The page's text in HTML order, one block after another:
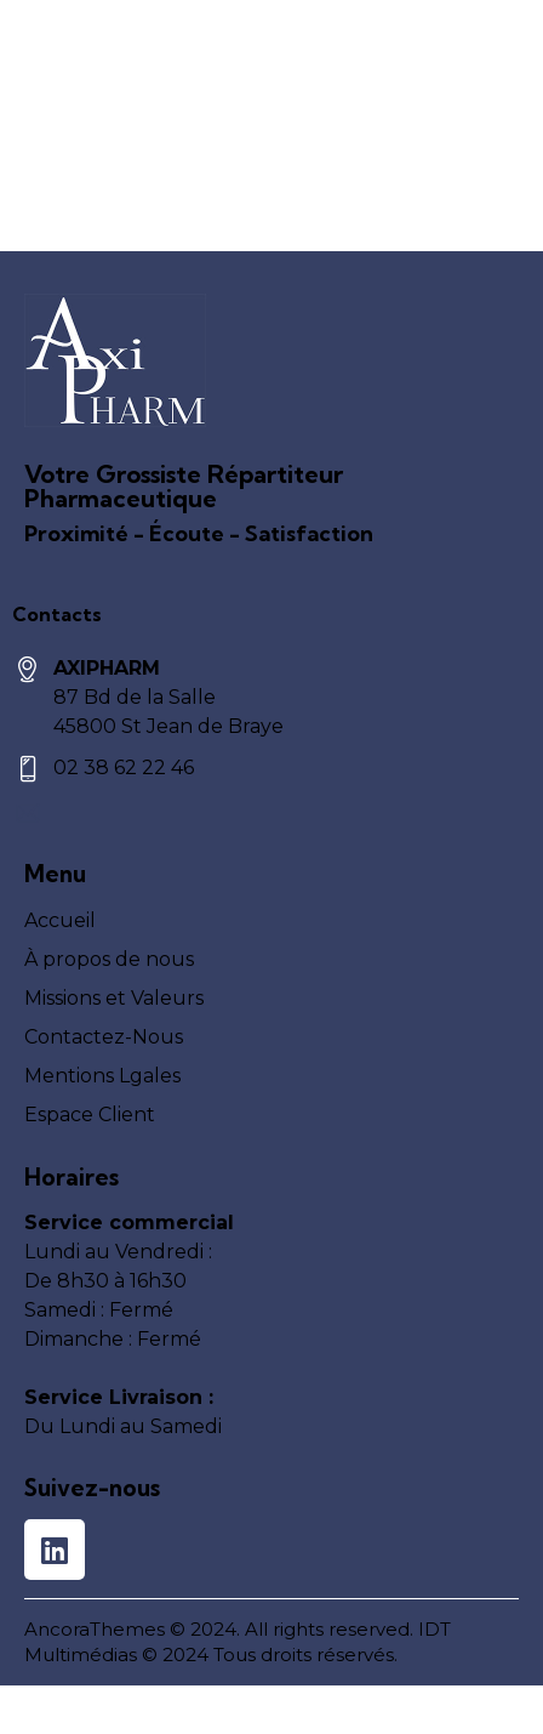
Votre Grossiste Répartiteur
Pharmaceutique
Proximité - Écoute - Satisfaction
Contacts
AXIPHARM
87 Bd de la Salle
45800 St Jean de Braye
02 38 62 22 46
Menu
Accueil
À propos de nous
Missions et Valeurs
Contactez-Nous
Mentions Lgales
Espace Client
Horaires
Service commercial
Lundi au Vendredi :
De 8h30 à 16h30
Samedi : Fermé
Dimanche : Fermé
Service Livraison :
Du Lundi au Samedi
Suivez-nous
AncoraThemes © 2024. All rights reserved. IDT
Multimédias © 2024 Tous droits réservés.